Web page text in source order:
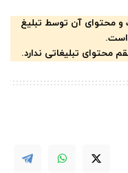
محتوای آن توسط تبلیغ
است.
تبلیغاتی ندارد.